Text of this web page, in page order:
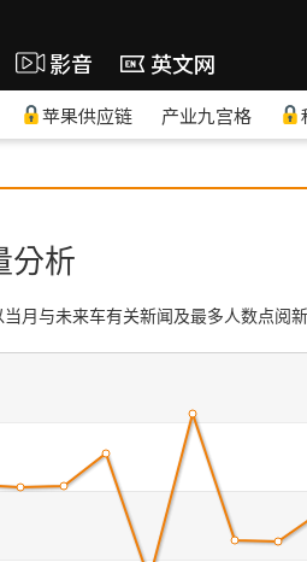
影音 英文网
苹果供应链 产业九宫格
分析
当月与未来车有关新闻及最多人数点阅